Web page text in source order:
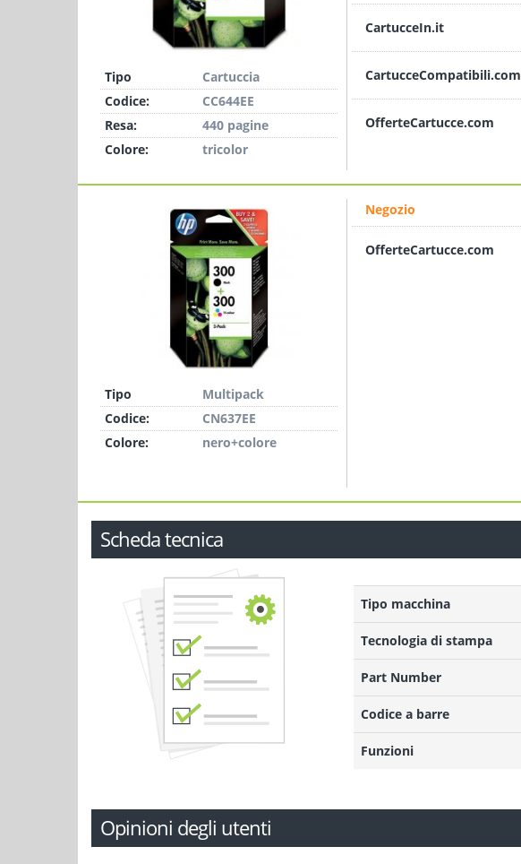
Tipo
Cartuccia
Codice:
CC644EE
Resa:
440 pagine
Colore:
tricolor
CartucceIn.it
CartucceCompatibili.com
OfferteCartucce.com
Tipo
Multipack
Codice:
CN637EE
Colore:
nero+colore
Negozio
OfferteCartucce.com
Scheda tecnica
Tipo macchina
Tecnologia di stampa
Part Number
Codice a barre
Funzioni
Opinioni degli utenti